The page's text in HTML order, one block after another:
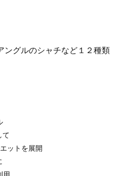
ングルのシャチなど１２種類
て
ットを展開
用